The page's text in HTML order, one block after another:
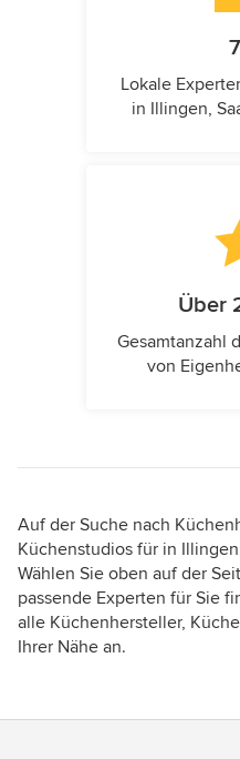
Lokale
in Illingen,
Über
Gesamtanzahl
von
Auf der Suche nach
Küchenstudios für in
Wählen Sie oben auf der
passende Experten für Sie
alle Küchenhersteller,
Ihrer Nähe an.